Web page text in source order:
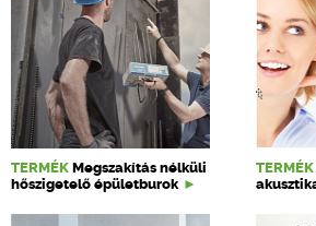
TERMÉK Megszakítás nélküli
hőszigetelő épületburok
TERMÉK